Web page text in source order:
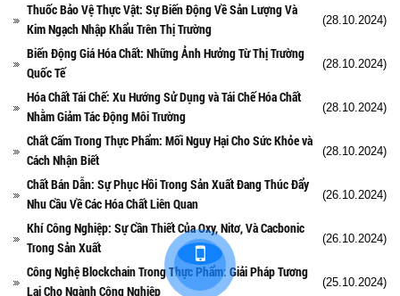
Thuốc Bảo Vệ Thực Vật: Sự Biến Động Về Sản Lượng Và
Kim Ngạch Nhập Khẩu Trên Thị Trường
(28.10.2024)
Biến Động Giá Hóa Chất: Những Ảnh Hưởng Từ Thị Trường
Quốc Tế
(28.10.2024)
Hóa Chất Tái Chế: Xu Hướng Sử Dụng và Tái Chế Hóa Chất
Nhằm Giảm Tác Động Môi Trường
(28.10.2024)
Chất Cấm Trong Thực Phẩm: Mối Nguy Hại Cho Sức Khỏe và
Cách Nhận Biết
(28.10.2024)
Chất Bán Dẫn: Sự Phục Hồi Trong Sản Xuất Đang Thúc Đẩy
Nhu Cầu Về Các Hóa Chất Liên Quan
(26.10.2024)
Khí Công Nghiệp: Sự Cần Thiết Của Oxy, Nitơ, Và Cacbonic
Trong Sản Xuất
(26.10.2024)
Công Nghệ Blockchain Trong Thực Phẩm: Giải Pháp Tương
Lai Cho Ngành Công Nghiệp
(25.10.2024)